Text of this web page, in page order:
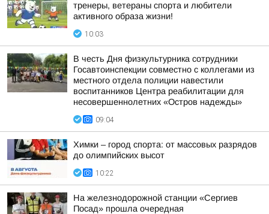
тренеры, ветераны спорта и любители
активного образа жизни!
10:03
В честь Дня физкультурника сотрудники
Госавтоинспекции совместно с коллегами из
местного отдела полиции навестили
воспитанников Центра реабилитации для
несовершеннолетних «Остров надежды»
09:04
Химки – город спорта: от массовых разрядов
до олимпийских высот
10:22
На железнодорожной станции «Сергиев
Посад» прошла очередная